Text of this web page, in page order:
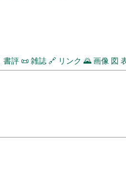
書評 📜 雑誌 🔗 リンク 🌄画像 図